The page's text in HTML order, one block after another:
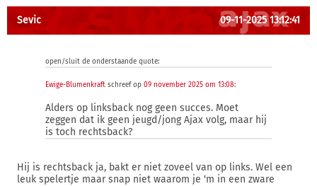
Sevic 09-11-2025 13:12:41
open/sluit de onderstaande quote:
Ewige-Blumenkraft schreef op 09 november 2025 om 13:08:
Alders op linksback nog geen succes. Moet
zeggen dat ik geen jeugd/jong Ajax volg, maar hij
is toch rechtsback?
Hij is rechtsback ja, bakt er niet zoveel van op links. Wel een
leuk spelertje maar snap niet waarom je 'm in een zware